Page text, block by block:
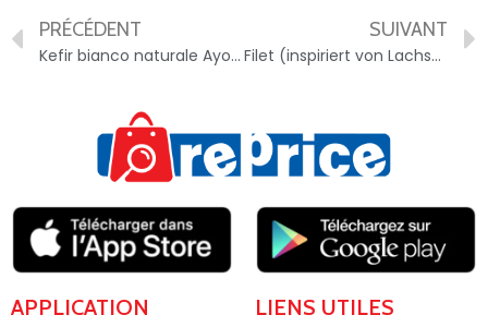
PRÉCÉDENT
Kefir bianco naturale Ayo – 9361434606000
SUIVANT
Filet (inspiriert von Lachs) – 9180006251499
APPLICATION LIENS UTILES